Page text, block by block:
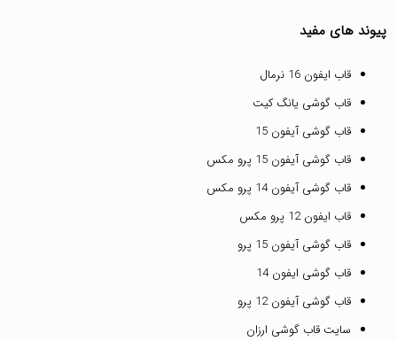
پیوند های مفید
قاب ایفون 16 نرمال
قاب گوشی یانگ کیت
قاب گوشی آیفون 15
قاب گوشی آیفون 15 پرو مکس
قاب گوشی آیفون 14 پرو مکس
قاب ایفون 12 پرو مکس
قاب گوشی آیفون 15 پرو
قاب گوشی ایفون 14
قاب گوشی آیفون 12 پرو
سایت قاب گوشی ارزان